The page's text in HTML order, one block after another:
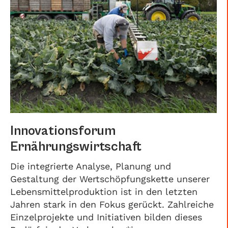
Innovationsforum
Ernährungswirtschaft
Die integrierte Analyse, Planung und
Gestaltung der Wertschöpfungskette unserer
Lebensmittelproduktion ist in den letzten
Jahren stark in den Fokus gerückt. Zahlreiche
Einzelprojekte und Initiativen bilden dieses